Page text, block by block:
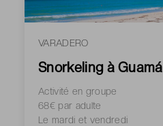
VARADERO
Snorkeling à Guamá
Activité en groupe
68€ par adulte
Le mardi et vendredi